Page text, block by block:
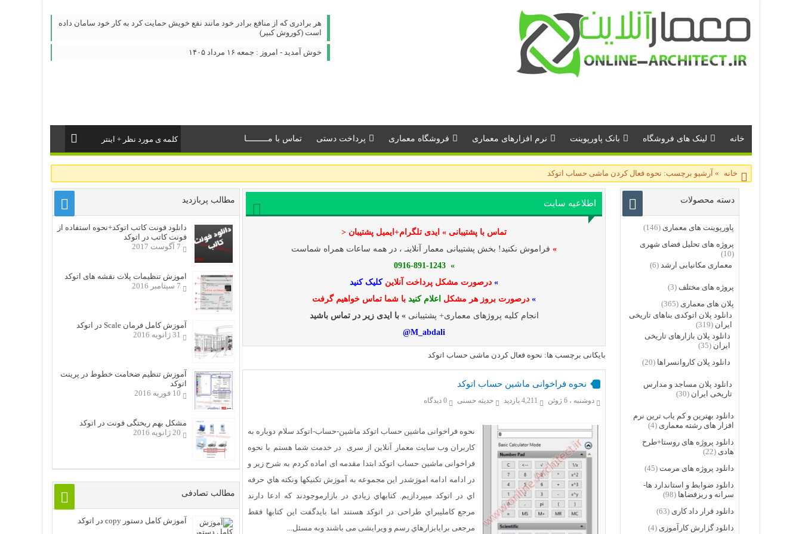
هر برادری که از منافع برادر خود مانند نفع خویش حمایت کرد به کار خود سامان داده
است (کوروش کبیر)
خوش آمدید - امروز : جمعه ۱۶ مرداد ۱۴۰۵
خانه لینک های فروشگاه بانک پاورپوینت نرم افزارهای معماری فروشگاه معماری پرداخت دستی تماس با مـــــــــا
خانه » آرشیو برچسب: نحوه فعال کردن ماشی حساب اتوکد
اطلاعیه سایت
تماس با پشتیبانی » ایدی تلگرام+ایمیل پشتیبان <
» فراموش نکنید! بخش پشتیبانی معمار آنلاینـ ، در همه ساعات همراه شماست
» 0916-891-1243
»درصورت مشکل پرداخت آنلاینکلیک کنید
»درصورت بروز هر مشکل اعلام کنیدبا شما تماس خواهیم گرفت
انجام کلیه پروژهای معماری+ پشتیبانی» با ایدی زیر در تماس باشید
M_abdali@
بایگانی برچسب ها: نحوه فعال کردن ماشی حساب اتوکد
نحوه فراخوانی ماشین حساب اتوکد
دوشنبه ، 6 ژوئن 4,211 بازدید حدیثه حسنی 0 دیدگاه
نحوه فراخوانی ماشین حساب اتوکد ماشین-حساب-اتوکد سلام دوباره به
کاربران وب سایت معمار آنلاین از سری در خدمت شما هستم با نحوه
فراخوانی ماشین حساب اتوکد ابتدا مقدمه ای اماده کردم به شرح زیر و
در ادامه ادامه اموزشدر این مجموعه به آموزش تکنیکها ونکته هاي حرفه
اي در اتوکد میپردازیم. کتابهاي زیادي در بازارموجودند که ادعا دارند
مرجع کاملیبراي طراحی در اتوکد هستند اما بایدگفت این کتابها فقط
مرجعی برايابزارهاي رسم و ویرایشی می باشند وبه مسئل...
دسته محصولات
پاورپوینت های معماری (146)
پروژه های تحلیل فضای شهری
(10)
معماری مکانیابی ارشد (6)
پروژه های مختلف (3)
پلان های معماری (365)
دانلود پلان اتوکدی بناهای تاریخی
ایران (319)
دانلود پلان بازارهای تاریخی
ایران (35)
دانلود پلان کاروانسراها (20)
دانلود پلان مساجد و مدارس
تاریخی ایران (30)
دانلود بهترین و کم یاب ترین نرم
افزار های رشته معماری (4)
دانلود پروژه های روستا+طرح
هادی (22)
دانلود پروژه های مرمت (45)
دانلود ضوابط و استاندارد ها-
سرانه و ریزفضاها (98)
دانلود قرار داد کاری (63)
دانلود گزارش کارآموزی (4)
مطالب پربازدید
دانلود فونت کاتب اتوکد+نحوه استفاده از
فونت کاتب در اتوکد
7 آگوست 2017
اموزش تنظیمات پلات نقشه های اتوکد
7 سپتامبر 2016
آموزش کامل فرمان Scale در اتوکد
31 ژانویه 2016
آموزش تنظیم ضخامت خطوط در پرینت
اتوکد
10 فوریه 2016
مشکل بهم ریختگی فونت در اتوکد
20 ژانویه 2016
مطالب تصادفی
آموزش کامل دستور copy در اتوکد